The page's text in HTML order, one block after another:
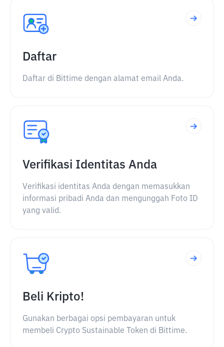
Daftar
Daftar di Bittime dengan alamat email Anda.
Verifikasi Identitas Anda
Verifikasi identitas Anda dengan memasukkan
informasi pribadi Anda dan mengunggah Foto ID
yang valid.
Beli Kripto!
Gunakan berbagai opsi pembayaran untuk
membeli Crypto Sustainable Token di Bittime.